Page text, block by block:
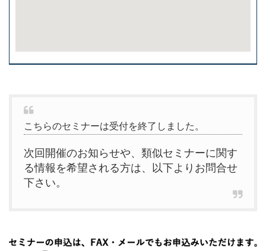
こちらのセミナーは受付を終了しました。
次回開催のお知らせや、類似セミナーに関す
る情報を希望される方は、以下よりお問合せ
下さい。